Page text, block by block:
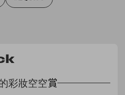
彩妝空空賞